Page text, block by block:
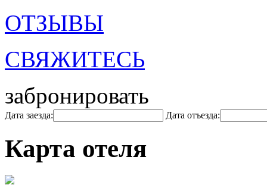
ОТЗЫВЫ
СВЯЖИТЕСЬ
забронировать
Дата заезда: Дата отъезда:
Карта отеля